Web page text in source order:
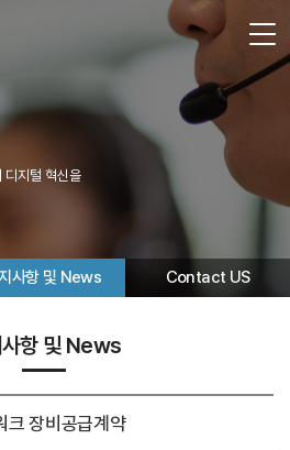
디지털 혁신을
사항 및 News Contact US
사항 및 News
크 장비공급계약